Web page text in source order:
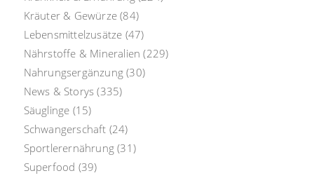
Kräuter & Gewürze (84)
Lebensmittelzusätze (47)
Nährstoffe & Mineralien (229)
Nahrungsergänzung (30)
News & Storys (335)
Säuglinge (15)
Schwangerschaft (24)
Sportlerernährung (31)
Superfood (39)